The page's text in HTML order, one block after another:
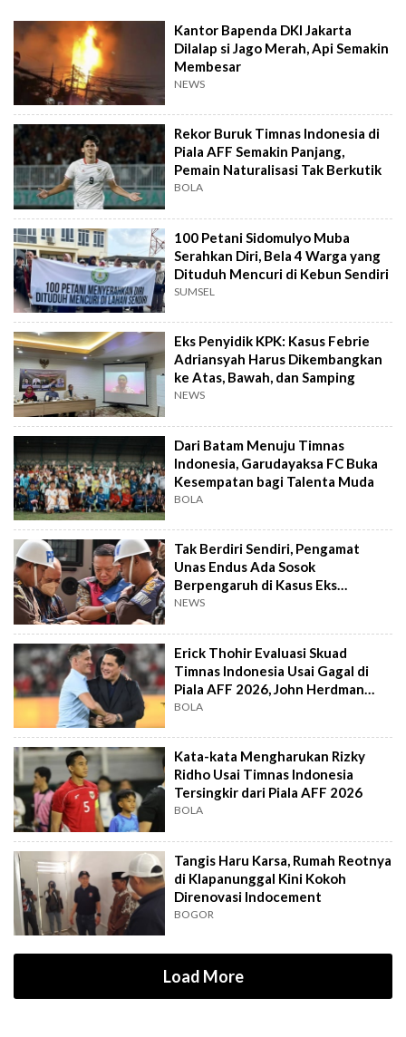
Kantor Bapenda DKI Jakarta
Dilalap si Jago Merah, Api Semakin
Membesar
NEWS
Rekor Buruk Timnas Indonesia di
Piala AFF Semakin Panjang,
Pemain Naturalisasi Tak Berkutik
BOLA
100 Petani Sidomulyo Muba
Serahkan Diri, Bela 4 Warga yang
Dituduh Mencuri di Kebun Sendiri
SUMSEL
Eks Penyidik KPK: Kasus Febrie
Adriansyah Harus Dikembangkan
ke Atas, Bawah, dan Samping
NEWS
Dari Batam Menuju Timnas
Indonesia, Garudayaksa FC Buka
Kesempatan bagi Talenta Muda
BOLA
Tak Berdiri Sendiri, Pengamat
Unas Endus Ada Sosok
Berpengaruh di Kasus Eks
Jampidsus
NEWS
Erick Thohir Evaluasi Skuad
Timnas Indonesia Usai Gagal di
Piala AFF 2026, John Herdman
Out?
BOLA
Kata-kata Mengharukan Rizky
Ridho Usai Timnas Indonesia
Tersingkir dari Piala AFF 2026
BOLA
Tangis Haru Karsa, Rumah Reotnya
di Klapanunggal Kini Kokoh
Direnovasi Indocement
BOGOR
Load More